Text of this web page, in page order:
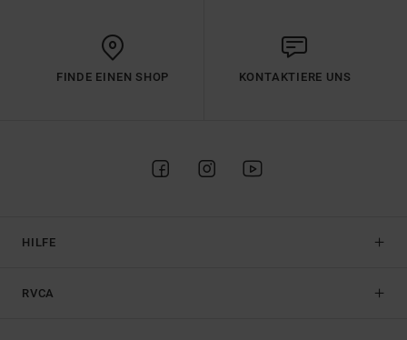
FINDE EINEN SHOP KONTAKTIERE UNS
HILFE
RVCA